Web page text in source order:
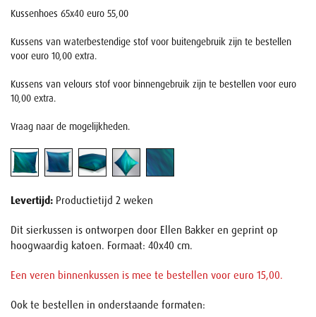
Kussenhoes 65x40 euro 55,00
Kussens van waterbestendige stof voor buitengebruik zijn te bestellen
voor euro 10,00 extra.
Kussens van velours stof voor binnengebruik zijn te bestellen voor euro
10,00 extra.
Vraag naar de mogelijkheden.
Levertijd: Productietijd 2 weken
Dit sierkussen is ontworpen door Ellen Bakker en geprint op
hoogwaardig katoen. Formaat: 40x40 cm.
Een veren binnenkussen is mee te bestellen voor euro 15,00.
Ook te bestellen in onderstaande formaten: